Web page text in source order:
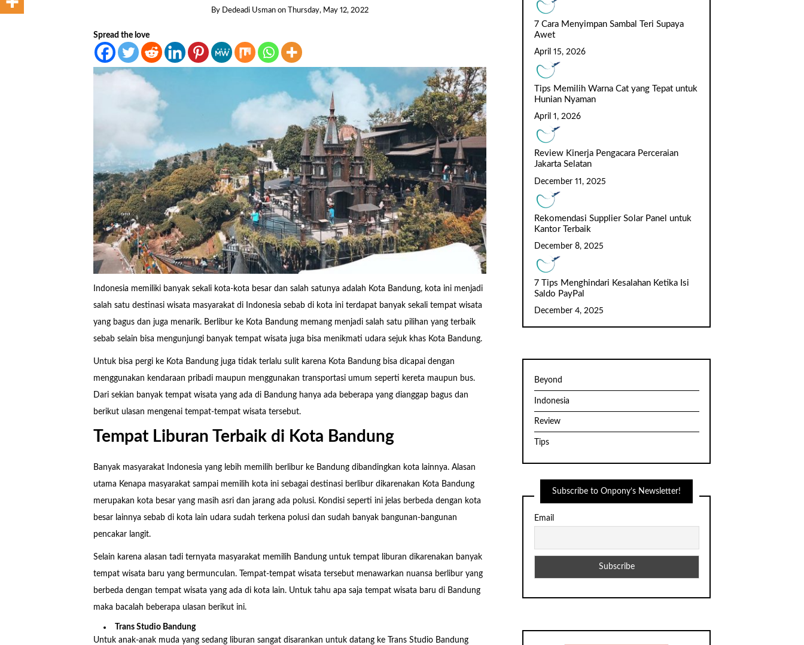
By Dedeadi Usman on Thursday, May 12, 2022
Spread the love
Indonesia memiliki banyak sekali kota-kota besar dan salah satunya adalah Kota Bandung, kota ini menjadi
salah satu destinasi wisata masyarakat di Indonesia sebab di kota ini terdapat banyak sekali tempat wisata
yang bagus dan juga menarik. Berlibur ke Kota Bandung memang menjadi salah satu pilihan yang terbaik
sebab selain bisa mengunjungi banyak tempat wisata juga bisa menikmati udara sejuk khas Kota Bandung.
Untuk bisa pergi ke Kota Bandung juga tidak terlalu sulit karena Kota Bandung bisa dicapai dengan
menggunakan kendaraan pribadi maupun menggunakan transportasi umum seperti kereta maupun bus.
Dari sekian banyak tempat wisata yang ada di Bandung hanya ada beberapa yang dianggap bagus dan
berikut ulasan mengenai tempat-tempat wisata tersebut.
Tempat Liburan Terbaik di Kota Bandung
Banyak masyarakat Indonesia yang lebih memilih berlibur ke Bandung dibandingkan kota lainnya. Alasan
utama Kenapa masyarakat sampai memilih kota ini sebagai destinasi berlibur dikarenakan Kota Bandung
merupakan kota besar yang masih asri dan jarang ada polusi. Kondisi seperti ini jelas berbeda dengan kota
besar lainnya sebab di kota lain udara sudah terkena polusi dan sudah banyak bangunan-bangunan
pencakar langit.
Selain karena alasan tadi ternyata masyarakat memilih Bandung untuk tempat liburan dikarenakan banyak
tempat wisata baru yang bermunculan. Tempat-tempat wisata tersebut menawarkan nuansa berlibur yang
berbeda dengan tempat wisata yang ada di kota lain. Untuk tahu apa saja tempat wisata baru di Bandung
maka bacalah beberapa ulasan berikut ini.
Trans Studio Bandung
Untuk anak-anak muda yang sedang liburan sangat disarankan untuk datang ke Trans Studio Bandung
7 Cara Menyimpan Sambal Teri Supaya
Awet
April 15, 2026
Tips Memilih Warna Cat yang Tepat untuk
Hunian Nyaman
April 1, 2026
Review Kinerja Pengacara Perceraian
Jakarta Selatan
December 11, 2025
Rekomendasi Supplier Solar Panel untuk
Kantor Terbaik
December 8, 2025
7 Tips Menghindari Kesalahan Ketika Isi
Saldo PayPal
December 4, 2025
Beyond
Indonesia
Review
Tips
Subscribe to Onpony’s Newsletter!
Email